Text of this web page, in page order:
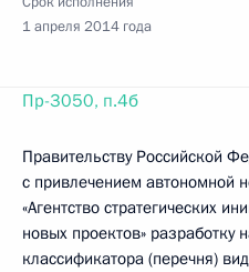
1 апреля 2014 года
Пр-3050, п.4б
Правительству Российской
с привлечением автономной
«Агентство стратегических
новых проектов» разработку
классификатора (перечня)